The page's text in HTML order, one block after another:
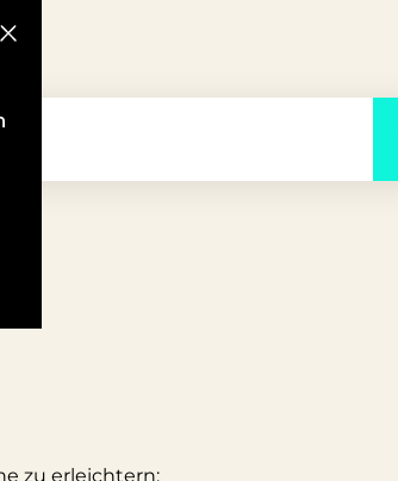
zu erleichtern: